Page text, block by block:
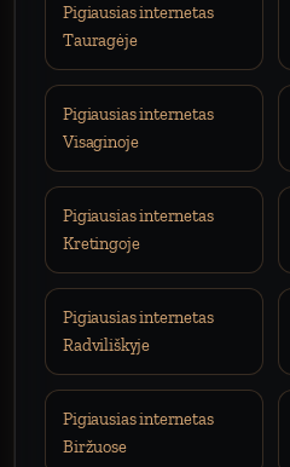
Pigiausias internetas
Tauragėje
Pigiausias internetas
Visaginoje
Pigiausias internetas
Kretingoje
Pigiausias internetas
Radviliškyje
Pigiausias internetas
Biržuose